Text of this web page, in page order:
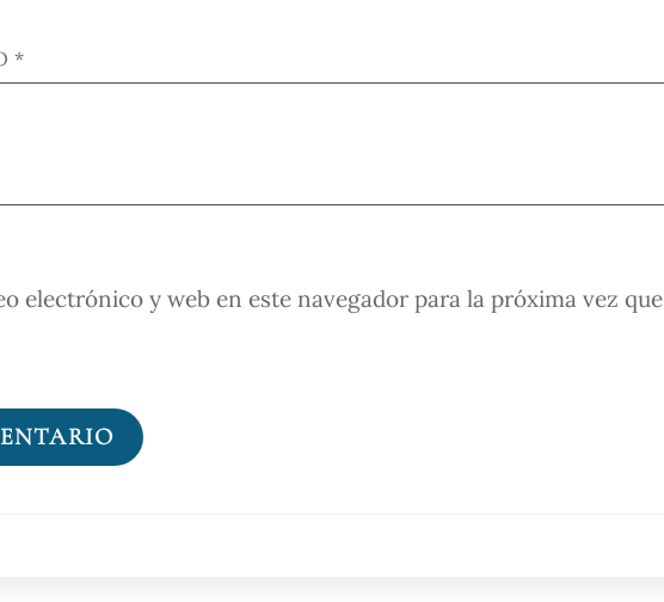
*
electrónico y web en este navegador para la próxima vez que